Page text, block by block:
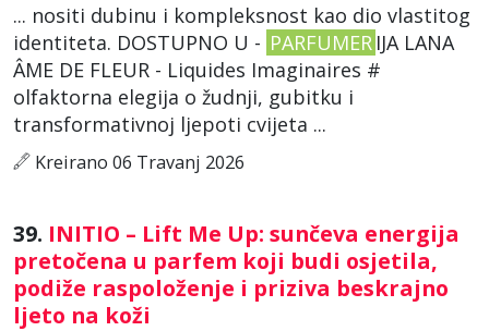
... nositi dubinu i kompleksnost kao dio vlastitog
identiteta. DOSTUPNO U - PARFUMER IJA LANA
ÂME DE FLEUR - Liquides Imaginaires #
olfaktorna elegija o žudnji, gubitku i
transformativnoj ljepoti cvijeta ...
Kreirano 06 Travanj 2026
39. INITIO – Lift Me Up: sunčeva energija
pretočena u parfem koji budi osjetila,
podiže raspoloženje i priziva beskrajno
ljeto na koži